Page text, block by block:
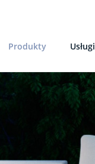
Produkty Usługi